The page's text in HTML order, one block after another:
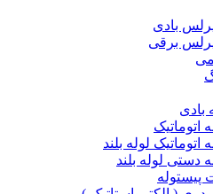
بادی
برقی
بادی
اتوماتیک
اتوماتیک لوله بلند
دستی لوله بلند
پیستوله